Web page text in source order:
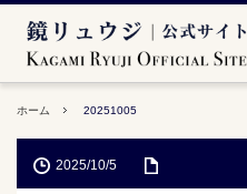
ホーム 20251005
2025/10/5